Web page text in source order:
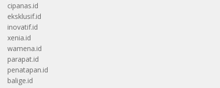
cipanas.id
eksklusif.id
inovatif.id
xenia.id
wamena.id
parapat.id
penatapan.id
balige.id